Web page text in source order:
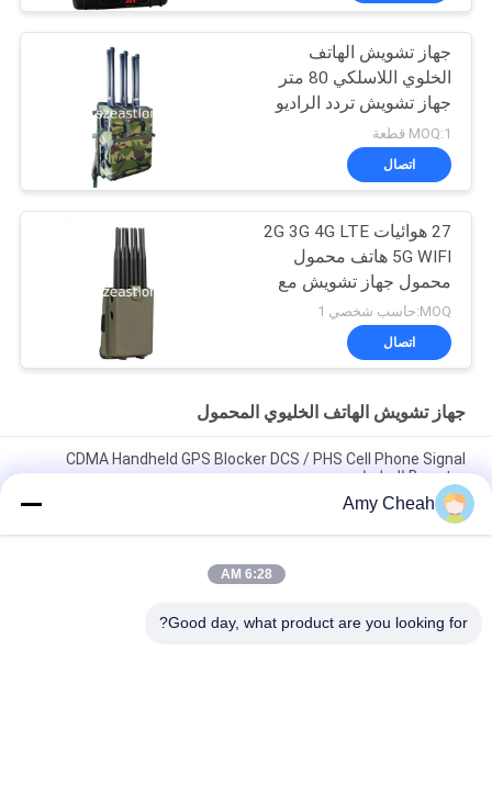
جهاز تشويش الهاتف
الخلوي اللاسلكي 80 متر
جهاز تشويش تردد الراديو
RCIED
MOQ:1 قطعة
اتصال
27 هوائيات 2G 3G 4G LTE
5G WIFI هاتف محمول
محمول جهاز تشويش مع
GPS VHF UHF FM Radio
Blocking
MOQ:حاسب شخصي 1
اتصال
جهاز تشويش الهاتف الخليوي المحمول
CDMA Handheld GPS Blocker DCS / PHS Cell Phone Signal
Booster التعليقات
28 شريط الهاتف المحمول الهاتف المحمول الويفاي جي بي اس يو إتش
إف في إتش إف 315 433 12 شهرا من الضمان
الهاتف المحمول الكامل التردد WIFI GPS UHF VHF 12000mAh 27W
Amy Cheah
6:28 AM
Good day, what product are you looking for?